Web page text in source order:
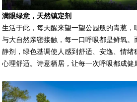
满眼绿意，天然镇定剂
生活于此，每天醒来望一望公园般的青葱，
与大自然亲密接触，每一口呼吸都是鲜氧
静剂，绿色基调使人感到舒适、安逸、情绪
心理舒适。诗意栖居，让每一次呼吸都成健